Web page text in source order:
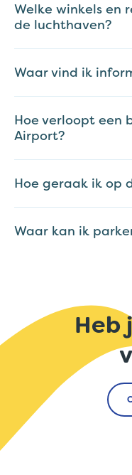
Welke winkels en
de luchthaven?
Waar vind ik
Hoe verloopt een
Airport?
Hoe geraak ik op
Waar kan ik
Heb